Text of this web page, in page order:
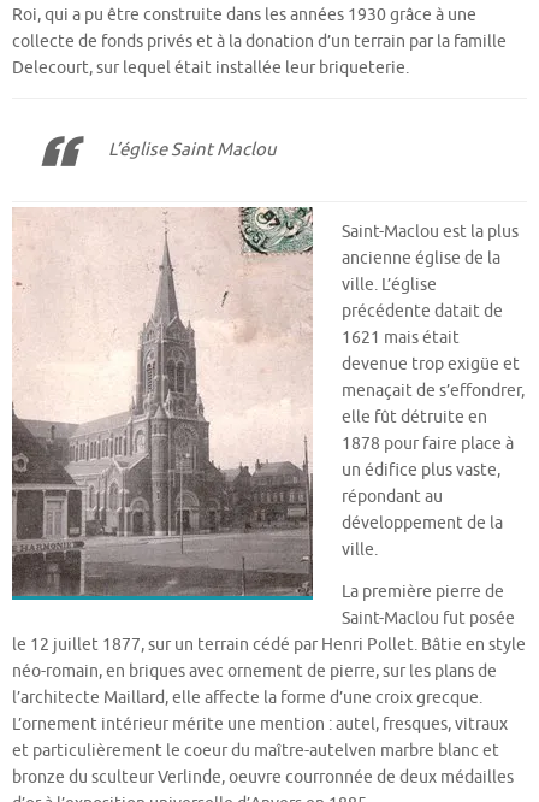
Roi, qui a pu être construite dans les années 1930 grâce à une
collecte de fonds privés et à la donation d’un terrain par la famille
Delecourt, sur lequel était installée leur briqueterie.
L’église Saint Maclou
Saint-Maclou est la plus
ancienne église de la
ville. L’église
précédente datait de
1621 mais était
devenue trop exigüe et
menaçait de s’effondrer,
elle fût détruite en
1878 pour faire place à
un édifice plus vaste,
répondant au
développement de la
ville.
La première pierre de
Saint-Maclou fut posée
le 12 juillet 1877, sur un terrain cédé par Henri Pollet. Bâtie en style
néo-romain, en briques avec ornement de pierre, sur les plans de
l’architecte Maillard, elle affecte la forme d’une croix grecque.
L’ornement intérieur mérite une mention : autel, fresques, vitraux
et particulièrement le coeur du maître-autelven marbre blanc et
bronze du sculteur Verlinde, oeuvre courronnée de deux médailles